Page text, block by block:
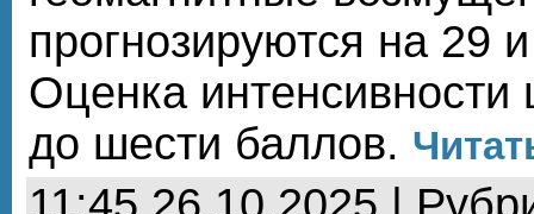
прогнозируются на 29
Оценка интенсивности
до шести баллов.
11:45 26.10.2025 |